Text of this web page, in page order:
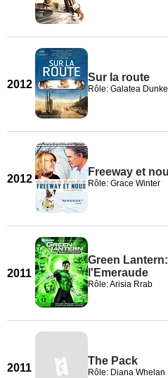
2012
Sur la route
Rôle: Galatea
2012
Freeway et
Rôle: Grace Winter
2011
Green
l'Emeraude
Rôle: Arisia Rrab
2011
The Pack
Rôle: Diana Whelan